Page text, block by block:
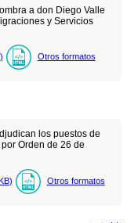
a don Diego Valle
y Servicios
) Otros formatos
los puestos de
Orden de 26 de
) Otros formatos